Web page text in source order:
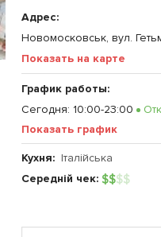
Адрес:
Новомосковськ, вул.
Показать на карте
График работы:
Сегодня: 10:00-23:00
Показать график
Кухня: Італійська
Середній чек: $$$$